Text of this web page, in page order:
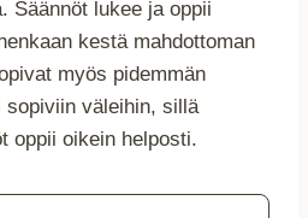
Säännöt lukee ja oppii
kestä mahdottoman
myös pidemmän
sopiviin väleihin, sillä
oppii oikein helposti.